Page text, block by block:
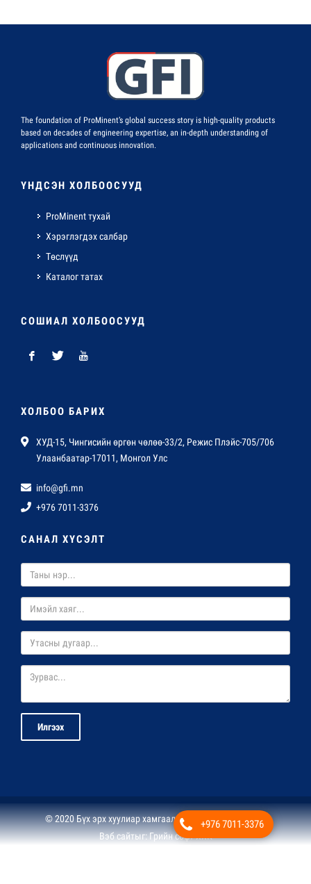
The foundation of ProMinent’s global success story is high-quality products
based on decades of engineering expertise, an in-depth understanding of
applications and continuous innovation.
ҮНДСЭН ХОЛБООСУУД
ProMinent тухай
Хэрэглэгдэх салбар
Төслүүд
Каталог татах
СОШИАЛ ХОЛБООСУУД
ХОЛБОО БАРИХ
ХУД-15, Чингисийн өргөн чөлөө-33/2, Режис Плэйс-705/706
Улаанбаатар-17011, Монгол Улс
info@gfi.mn
+976 7011-3376
САНАЛ ХҮСЭЛТ
Илгээх
© 2020 Бүх эрх хуулиар хамгаалагдсан. Жи Эф Ай ХХК
Вэб сайтыг:Грийн софт ХХК
+976 7011-3376